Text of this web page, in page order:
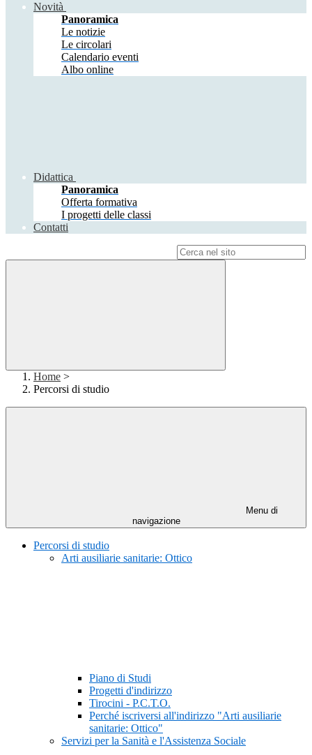
Novità
Panoramica
Le notizie
Le circolari
Calendario eventi
Albo online
Didattica
Panoramica
Offerta formativa
I progetti delle classi
Contatti
Home >
Percorsi di studio
Menu di
navigazione
Percorsi di studio
Arti ausiliarie sanitarie: Ottico
Piano di Studi
Progetti d'indirizzo
Tirocini - P.C.T.O.
Perché iscriversi all'indirizzo "Arti ausiliarie
sanitarie: Ottico"
Servizi per la Sanità e l'Assistenza Sociale